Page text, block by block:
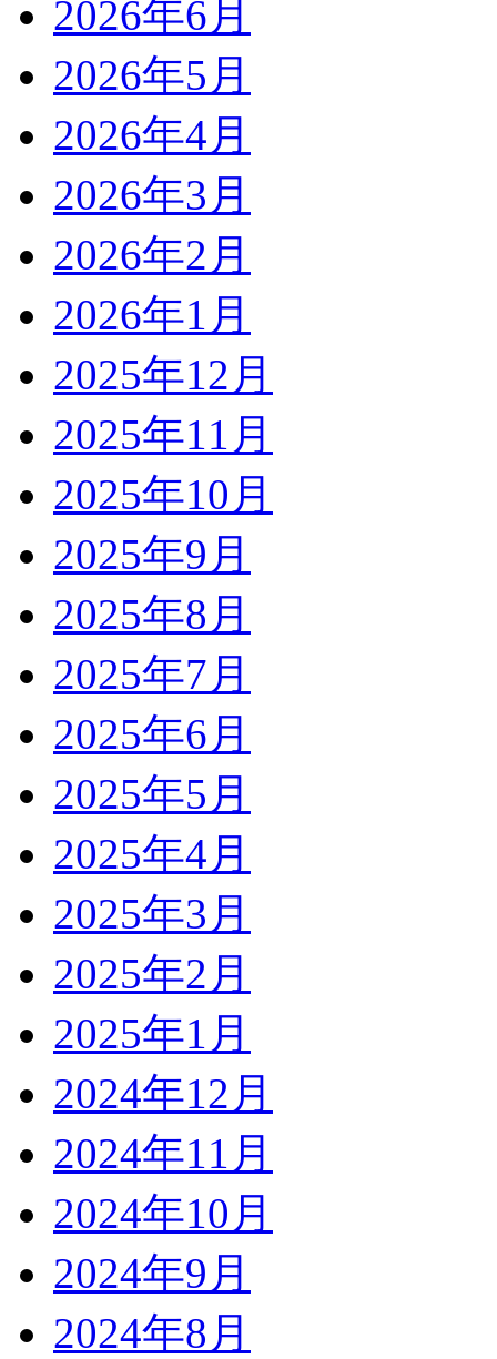
2026年6月
2026年5月
2026年4月
2026年3月
2026年2月
2026年1月
2025年12月
2025年11月
2025年10月
2025年9月
2025年8月
2025年7月
2025年6月
2025年5月
2025年4月
2025年3月
2025年2月
2025年1月
2024年12月
2024年11月
2024年10月
2024年9月
2024年8月